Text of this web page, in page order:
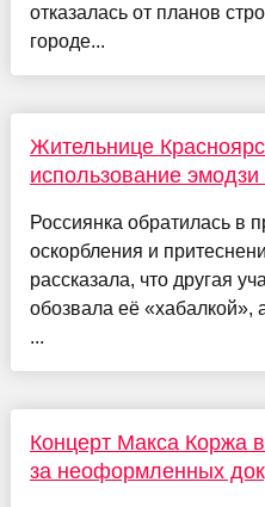
отказалась от планов
городе...
Жительнице
использование эмодзи
Россиянка обратилась в
оскорбления и
рассказала, что другая
обозвала её «хабалкой»,
...
Концерт Макса Коржа
за неоформленных